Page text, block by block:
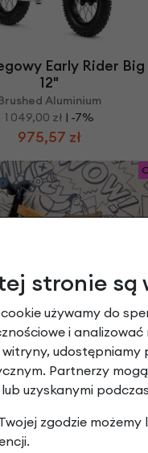
Early Rider Big
12"
Aluminium
1 049,00 zł | -7%
975,57 zł
Early Rider
12" OUTLET
799,00 zł | -40%
479,40 zł
stronie są
cookie używamy do
i
witryny, udostępniamy
Partnerzy
uzyskanymi
zgodzie